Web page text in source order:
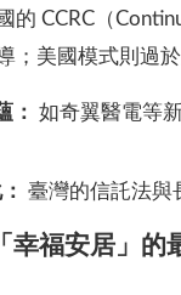
的 CCRC（
；美國模式則過
： 如奇翼醫電等
臺灣的信託法與
幸福安居」的